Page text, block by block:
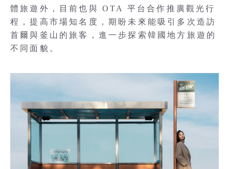
體旅遊外，目前也與 OTA 平台合作推廣觀光行
程，提高市場知名度，期盼未來能吸引多次造訪
首爾與釜山的旅客，進一步探索韓國地方旅遊的
不同面貌。